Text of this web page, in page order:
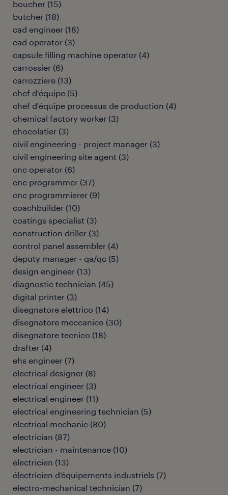
boucher (15)
butcher (18)
cad engineer (18)
cad operator (3)
capsule filling machine operator (4)
carrossier (6)
carrozziere (13)
chef d'équipe (5)
chef d'équipe processus de production (4)
chemical factory worker (3)
chocolatier (3)
civil engineering - project manager (3)
civil engineering site agent (3)
cnc operator (6)
cnc programmer (37)
cnc programmierer (9)
coachbuilder (10)
coatings specialist (3)
construction driller (3)
control panel assembler (4)
deputy manager - qa/qc (5)
design engineer (13)
diagnostic technician (45)
digital printer (3)
disegnatore elettrico (14)
disegnatore meccanico (30)
disegnatore tecnico (18)
drafter (4)
ehs engineer (7)
electrical designer (8)
electrical engineer (3)
electrical engineer (11)
electrical engineering technician (5)
electrical mechanic (80)
electrician (87)
electrician - maintenance (10)
electricien (13)
électricien d’équipements industriels (7)
electro-mechanical technician (7)